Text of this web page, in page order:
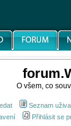
O všem, co
Seznam
Přihlásit se